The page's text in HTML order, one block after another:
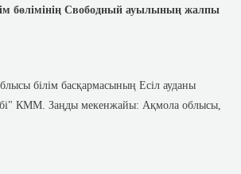
бөлімінің Свободный ауылының жалпы
білім басқармасының Есіл ауданы
КММ. Заңды мекенжайы: Ақмола облысы,